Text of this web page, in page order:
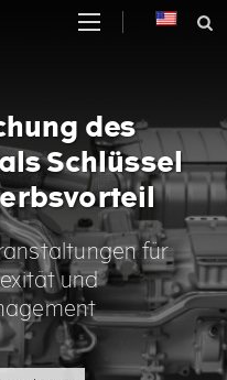
des
Schlüssel
für
und